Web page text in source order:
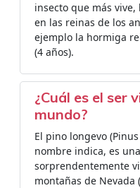
insecto que más vive,
en las reinas de los
ejemplo la hormiga
(4 años).
¿Cuál es el ser
mundo?
El pino longevo
nombre indica, es
sorprendentemente
montañas de Nevada